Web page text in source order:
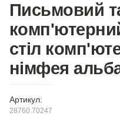
Письмовий
стіл
німфея
Артикул:
28760.70247